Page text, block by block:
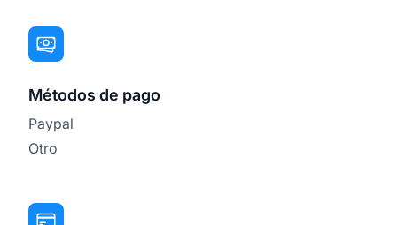
Métodos de pago
Paypal
Otro